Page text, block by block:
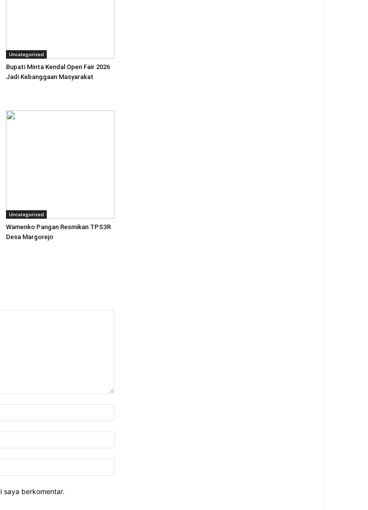
Uncategorized
Bupati Minta Kendal Open Fair 2026
Jadi Kebanggaan Masyarakat
Uncategorized
Wamenko Pangan Resmikan TPS3R
Desa Margorejo
saya berkomentar.